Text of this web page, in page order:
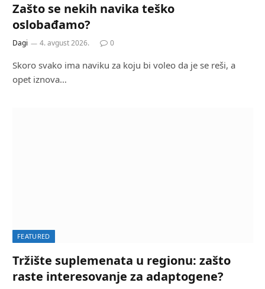
Zašto se nekih navika teško
oslobađamo?
Dagi 4. avgust 2026. 0
Skoro svako ima naviku za koju bi voleo da je se reši, a
opet iznova…
FEATURED
Tržište suplemenata u regionu: zašto
raste interesovanje za adaptogene?